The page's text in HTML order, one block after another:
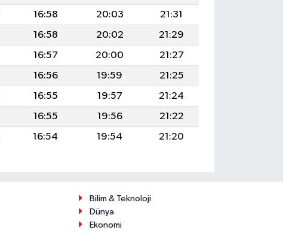
16:58 20:03
21:31
16:58 20:02
21:29
16:57 20:00
21:27
16:56 19:59
21:25
16:55 19:57
21:24
16:55 19:56
21:22
16:54 19:54 21:20
Bilim & Teknoloji
Dünya
Ekonomi